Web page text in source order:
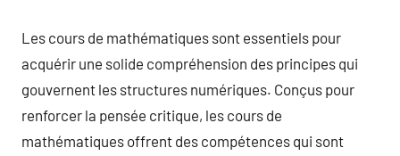
Les cours de mathématiques sont essentiels pour
acquérir une solide compréhension des principes qui
gouvernent les structures numériques. Conçus pour
renforcer la pensée critique, les cours de
mathématiques offrent des compétences qui sont